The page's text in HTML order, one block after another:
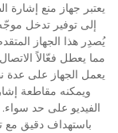
يعتبر جهاز منع إشارة
إلى توفير تدخل
يُصدِر هذا الجهاز
مما يعطل فعّالاً
ويمكنه مقاطعة
الفيديو على حد سواء.
باستهداف دقيق مع